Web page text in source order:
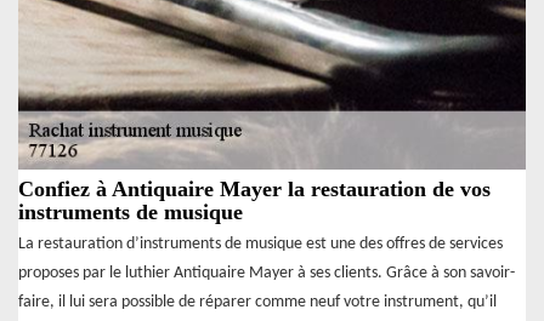
Confiez à Antiquaire Mayer la restauration de vos
instruments de musique
La restauration d’instruments de musique est une des offres de services
proposes par le luthier Antiquaire Mayer à ses clients. Grâce à son savoir-
faire, il lui sera possible de réparer comme neuf votre instrument, qu’il